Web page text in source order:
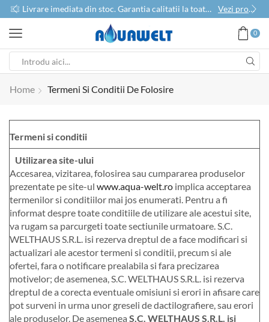
Livrare imediata din stoc. Garantia calitatii la toate produsele Vezi produse
0
Home Termeni Si Conditii De Folosire
Termeni si conditii
Utilizarea site-ului
Accesarea, vizitarea, folosirea sau cumpararea produselor
prezentate pe site-ul www.aqua-welt.ro implica acceptarea
termenilor si conditiilor mai jos enumerati. Pentru a fi
informat despre toate conditiile de utilizare ale acestui site,
va rugam sa parcurgeti toate sectiunile urmatoare. S.C.
WELTHAUS S.R.L. isi rezerva dreptul de a face modificari si
actualizari ale acestor termeni si conditii, precum si ale
ofertei, fara o notificare prealabila si fara precizarea
motivelor; de asemenea, S.C. WELTHAUS S.R.L. isi rezerva
dreptul de a corecta eventuale omisiuni si erori in afisare care
pot surveni in urma unor greseli de dactilografiere, sau erori
ale produselor. De asemenea S.C. WELTHAUS S.R.L. isi